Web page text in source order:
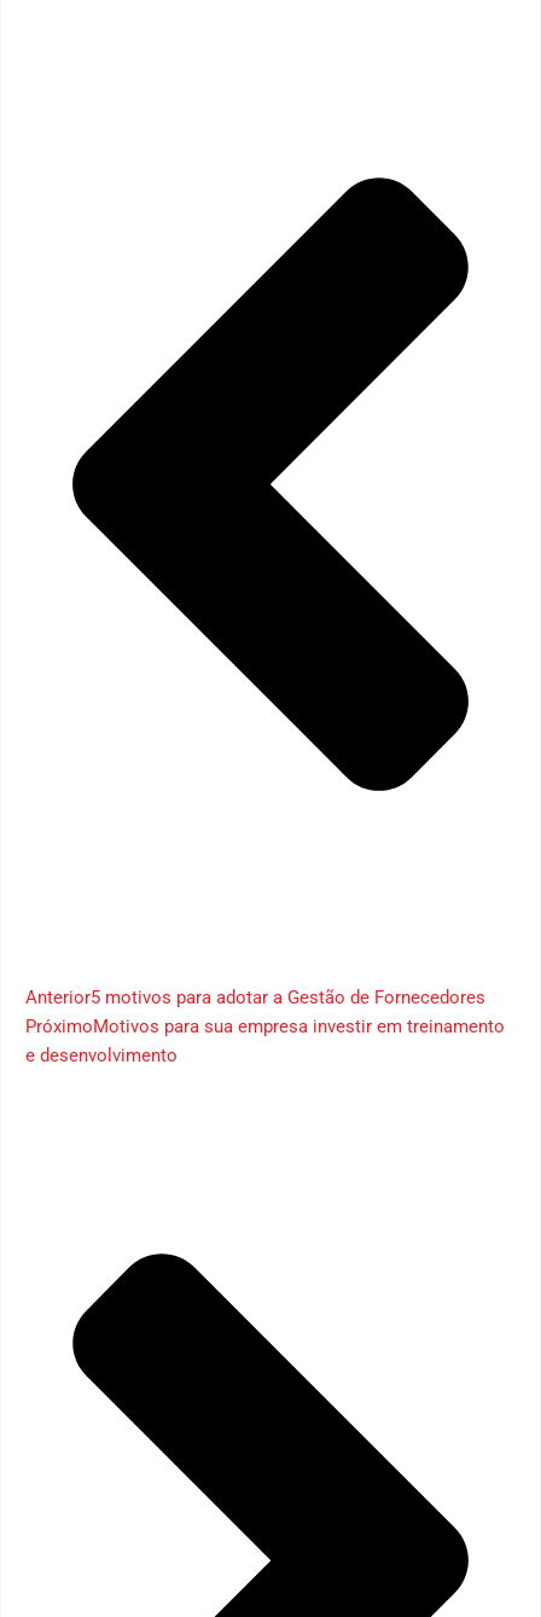
Anterior5 motivos para adotar a Gestão de Fornecedores
PróximoMotivos para sua empresa investir em treinamento
e desenvolvimento